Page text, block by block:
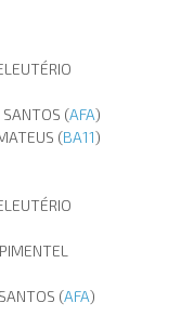
(AFA)
(BA11)
(AFA)